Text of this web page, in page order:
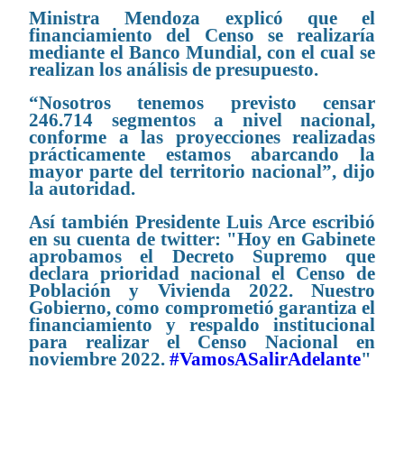
Ministra Mendoza explicó que el
financiamiento del Censo se realizaría
mediante el Banco Mundial, con el cual se
realizan los análisis de presupuesto.
“Nosotros tenemos previsto censar
246.714 segmentos a nivel nacional,
conforme a las proyecciones realizadas
prácticamente estamos abarcando la
mayor parte del territorio nacional”, dijo
la autoridad.
Así también Presidente Luis Arce escribió
en su cuenta de twitter: "Hoy en Gabinete
aprobamos el Decreto Supremo que
declara prioridad nacional el Censo de
Población y Vivienda 2022. Nuestro
Gobierno, como comprometió garantiza el
financiamiento y respaldo institucional
para realizar el Censo Nacional en
noviembre 2022. #VamosASalirAdelante"